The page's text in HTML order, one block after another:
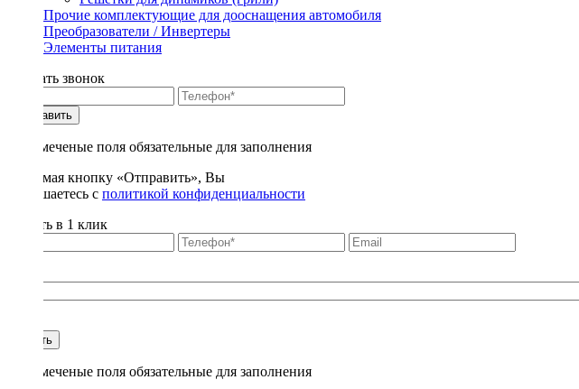
Прочие комплектующие для дооснащения автомобиля
Преобразователи / Инвертеры
Элементы питания
Заказать звонок
Отправить
* - отмеченые поля обязательные для заполнения
Нажимая кнопку «Отправить», Вы
соглашаетесь с политикой конфиденциальности
Купить в 1 клик
Купить
* - отмеченые поля обязательные для заполнения